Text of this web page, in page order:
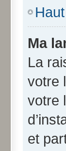
Haut
Ma
La
votre
votre
et